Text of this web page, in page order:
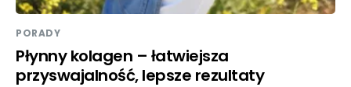
PORADY
Płynny kolagen – łatwiejsza
przyswajalność, lepsze rezultaty